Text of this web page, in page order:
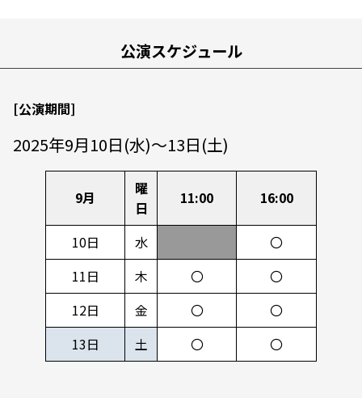
公演スケジュール
[公演期間]
2025年9月10日(水)～13日(土)
9月
曜
日
11:00 16:00
10日 水
〇
11日
木 〇
〇
12日
金 〇
〇
13日
土 〇 〇